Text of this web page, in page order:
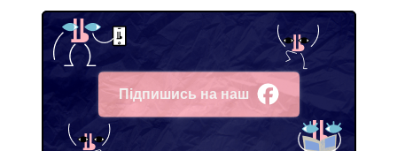
Підпишись на наш
Facebook